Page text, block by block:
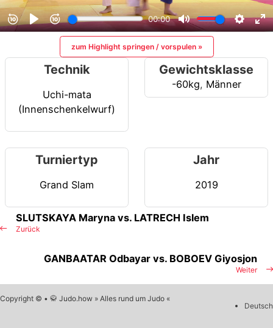
zum Highlight springen / vorspulen »
Technik
Uchi-mata
(Innenschenkelwurf)
Gewichtsklasse
-60kg, Männer
Turniertyp
Grand Slam
Jahr
2019
Zurück
SLUTSKAYA Maryna vs. LATRECH Islem
Weiter
GANBAATAR Odbayar vs. BOBOEV Giyosjon
Copyright © • 🥋 Judo.how » Alles rund um Judo «
Deutsch